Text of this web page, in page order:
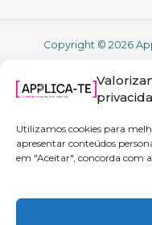
Utilizamos cookies para
apresentar conteúdos
em "Aceitar", concorda com
Copyright © 2026